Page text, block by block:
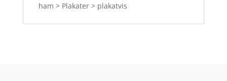
ham > Plakater > plakatvis